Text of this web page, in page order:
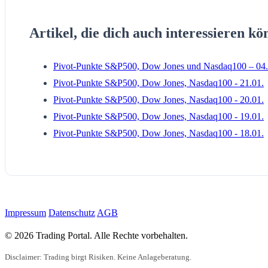
Artikel, die dich auch interessieren
Pivot-Punkte S&P500, Dow Jones und Nasdaq100 –
Pivot-Punkte S&P500, Dow Jones, Nasdaq100 - 21.01.
Pivot-Punkte S&P500, Dow Jones, Nasdaq100 - 20.01.
Pivot-Punkte S&P500, Dow Jones, Nasdaq100 - 19.01.
Pivot-Punkte S&P500, Dow Jones, Nasdaq100 - 18.01.
Impressum Datenschutz AGB
© 2026 Trading Portal. Alle Rechte vorbehalten.
Disclaimer: Trading birgt Risiken. Keine Anlageberatung.